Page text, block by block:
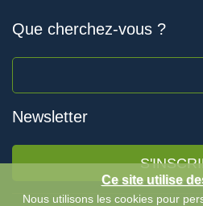
Que cherchez-vous ?
Newsletter
Ce site utilise
Nous utilisons les cookies pour